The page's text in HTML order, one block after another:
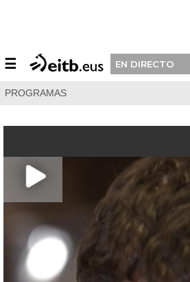
☰ EN DIRECTO
PROGRAMAS